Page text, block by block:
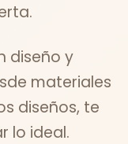
diseño y
materiales
diseños, te
lo ideal.